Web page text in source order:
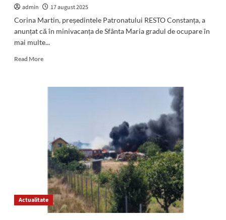
admin
17 august 2025
Corina Martin, președintele Patronatului RESTO Constanța, a
anunțat că în minivacanța de Sfânta Maria gradul de ocupare în
mai multe...
Read MoreRead
Eforie,
Costinești,
topul
preferințelor
turiștilor:
Cel
mai
plin
Actualitate